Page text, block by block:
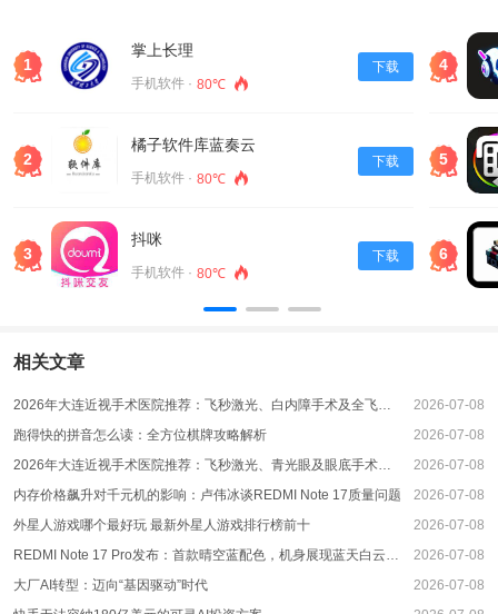
软件的首页直接提供了直播入口、热门节目推荐以及用户个人资料等多个功能模
块，用户可以一目了然地找到所需功能。
随着人们对信息消费需求的多样化，传统直播软件往往只能满足某一类内容的输
出。而“伊甸直飞2027直达入口直达众乐乐”则试图涵盖更多的内容类型，包括游
戏直播、音乐表演、教育培训等，满足了不同受众的需求。用户可以根据自己的
强大的互动功能
互动是直播软件的一大特色，而“伊甸直飞2027直达入口直达众乐乐”在这方面表
的粘性和活跃度。
在“伊甸直飞2027直达入口直达众乐乐”中，社交功能也得到了进一步加强。用户
可以关注自己喜爱的主播、加入兴趣小组，甚至和其他用户共同进行直播。这种
社交化的直播体验不仅提高了用户体验，同时也增加了主播与观众之间的联系，
促进了社区的形成。
技术保障与安全性
随着直播行业的发展，平台的安全问题也日益受到关注。“伊甸直飞2027直达入
口直达众乐乐”在技术保障方面采取了多种防护措施，包括信息加密、举报机制
等，旨在为用户提供安全、可靠的直播环境。同时，平台还定期进行系统更新，
1
掌上长理
手机软件 · 80℃
下载
2
橘子软件库蓝奏云
手机软件 · 80℃
下载
3
抖咪
手机软件 · 80℃
下载
4
5
6
相关文章
2026年大连近视手术医院推荐：飞秒激光、白内障手术及全飞秒手术优选指南
2026-07-08
跑得快的拼音怎么读：全方位棋牌攻略解析
2026-07-08
2026年大连近视手术医院推荐：飞秒激光、青光眼及眼底手术优选指南
2026-07-08
内存价格飙升对千元机的影响：卢伟冰谈REDMI Note 17质量问题
2026-07-08
外星人游戏哪个最好玩 最新外星人游戏排行榜前十
2026-07-08
REDMI Note 17 Pro发布：首款晴空蓝配色，机身展现蓝天白云魅力
2026-07-08
大厂AI转型：迈向“基因驱动”时代
2026-07-08